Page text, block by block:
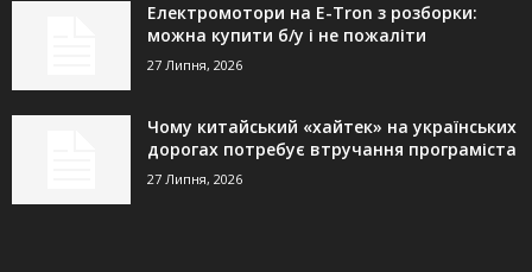
Електромотори на E-Tron з розборки:
можна купити б/у і не пожаліти
27 Липня, 2026
Чому китайський «хайтек» на українських
дорогах потребує втручання програміста
27 Липня, 2026